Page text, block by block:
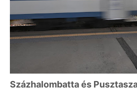
Százhalombatta és